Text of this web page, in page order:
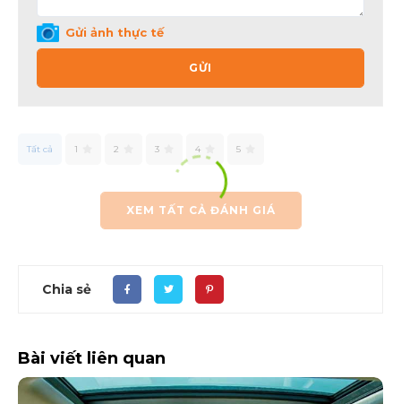
Gửi ảnh thực tế
GỬI
Tất cả 1 2 3 4 5
XEM TẤT CẢ ĐÁNH GIÁ
Chia sẻ
Bài viết liên quan